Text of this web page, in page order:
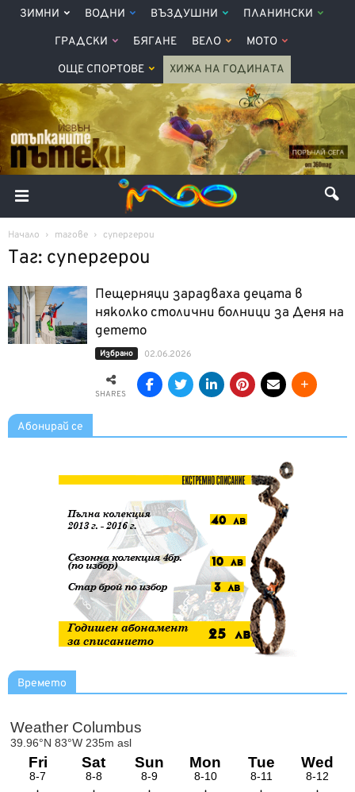
ЗИМНИ ВОДНИ ВЪЗДУШНИ ПЛАНИНСКИ
ГРАДСКИ БЯГАНЕ ВЕЛО МОТО
ОЩЕ СПОРТОВЕ ХИЖА НА ГОДИНАТА
Начало тагове супергерои
Таг: супергерои
Пещерняци зарадваха децата в
няколко столични болници за Деня на
детето
Избрано 02.06.2026
SHARES
Абонирай се
Времето